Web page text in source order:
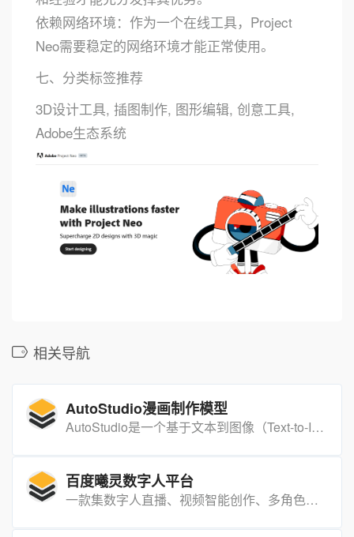
依赖网络环境：作为一个在线工具，Project
Neo需要稳定的网络环境才能正常使用。
七、分类标签推荐
3D设计工具, 插图制作, 图形编辑, 创意工具,
Adobe生态系统
相关导航
AutoStudio漫画制作模型
AutoStudio是一个基于文本到图像（Text-to-Image, T2I）生成模型的多轮交互式图像生成框架。它由三个基于大型语言模型（Large Language Models, LLMs）的代理和一个基于稳定扩散（Stable Diffusion, SD）的代理组成，用于生成高质量的图像序列。
百度曦灵数字人平台
一款集数字人直播、视频智能创作、多角色对话于一体的AI驱动平台，旨在为企业和个人提供高度定制化的数字人解决方案。